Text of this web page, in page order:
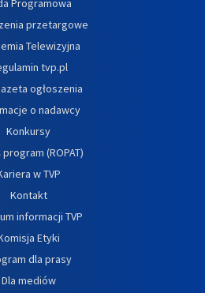
Programowa
przetargowe
Telewizyjna
tvp.pl
ogłoszenia
o nadawcy
Konkursy
program (ROPAT)
w TVP
Kontakt
informacji TVP
Etyki
dla prasy
Dla mediów